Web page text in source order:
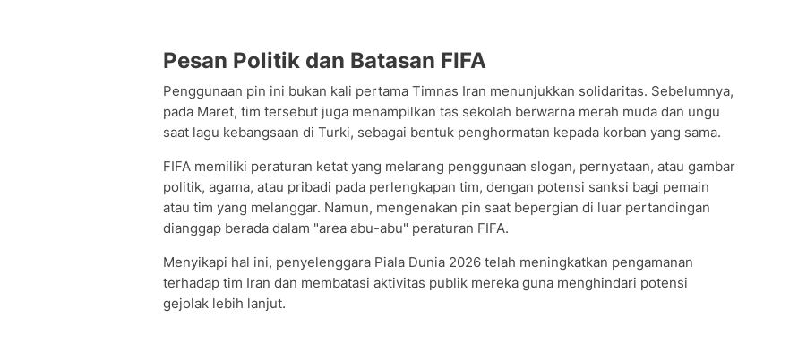
Pesan Politik dan Batasan FIFA
Penggunaan pin ini bukan kali pertama Timnas Iran menunjukkan solidaritas. Sebelumnya,
pada Maret, tim tersebut juga menampilkan tas sekolah berwarna merah muda dan ungu
saat lagu kebangsaan di Turki, sebagai bentuk penghormatan kepada korban yang sama.
FIFA memiliki peraturan ketat yang melarang penggunaan slogan, pernyataan, atau gambar
politik, agama, atau pribadi pada perlengkapan tim, dengan potensi sanksi bagi pemain
atau tim yang melanggar. Namun, mengenakan pin saat bepergian di luar pertandingan
dianggap berada dalam "area abu-abu" peraturan FIFA.
Menyikapi hal ini, penyelenggara Piala Dunia 2026 telah meningkatkan pengamanan
terhadap tim Iran dan membatasi aktivitas publik mereka guna menghindari potensi
gejolak lebih lanjut.